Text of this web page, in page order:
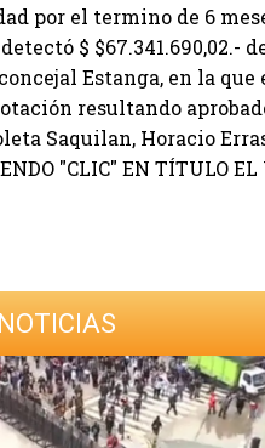
por el termino de 6
$ $67.341.690,02.-
Estanga, en la
resultando
Saquilan, Horacio
"CLIC" EN TÍTULO EL